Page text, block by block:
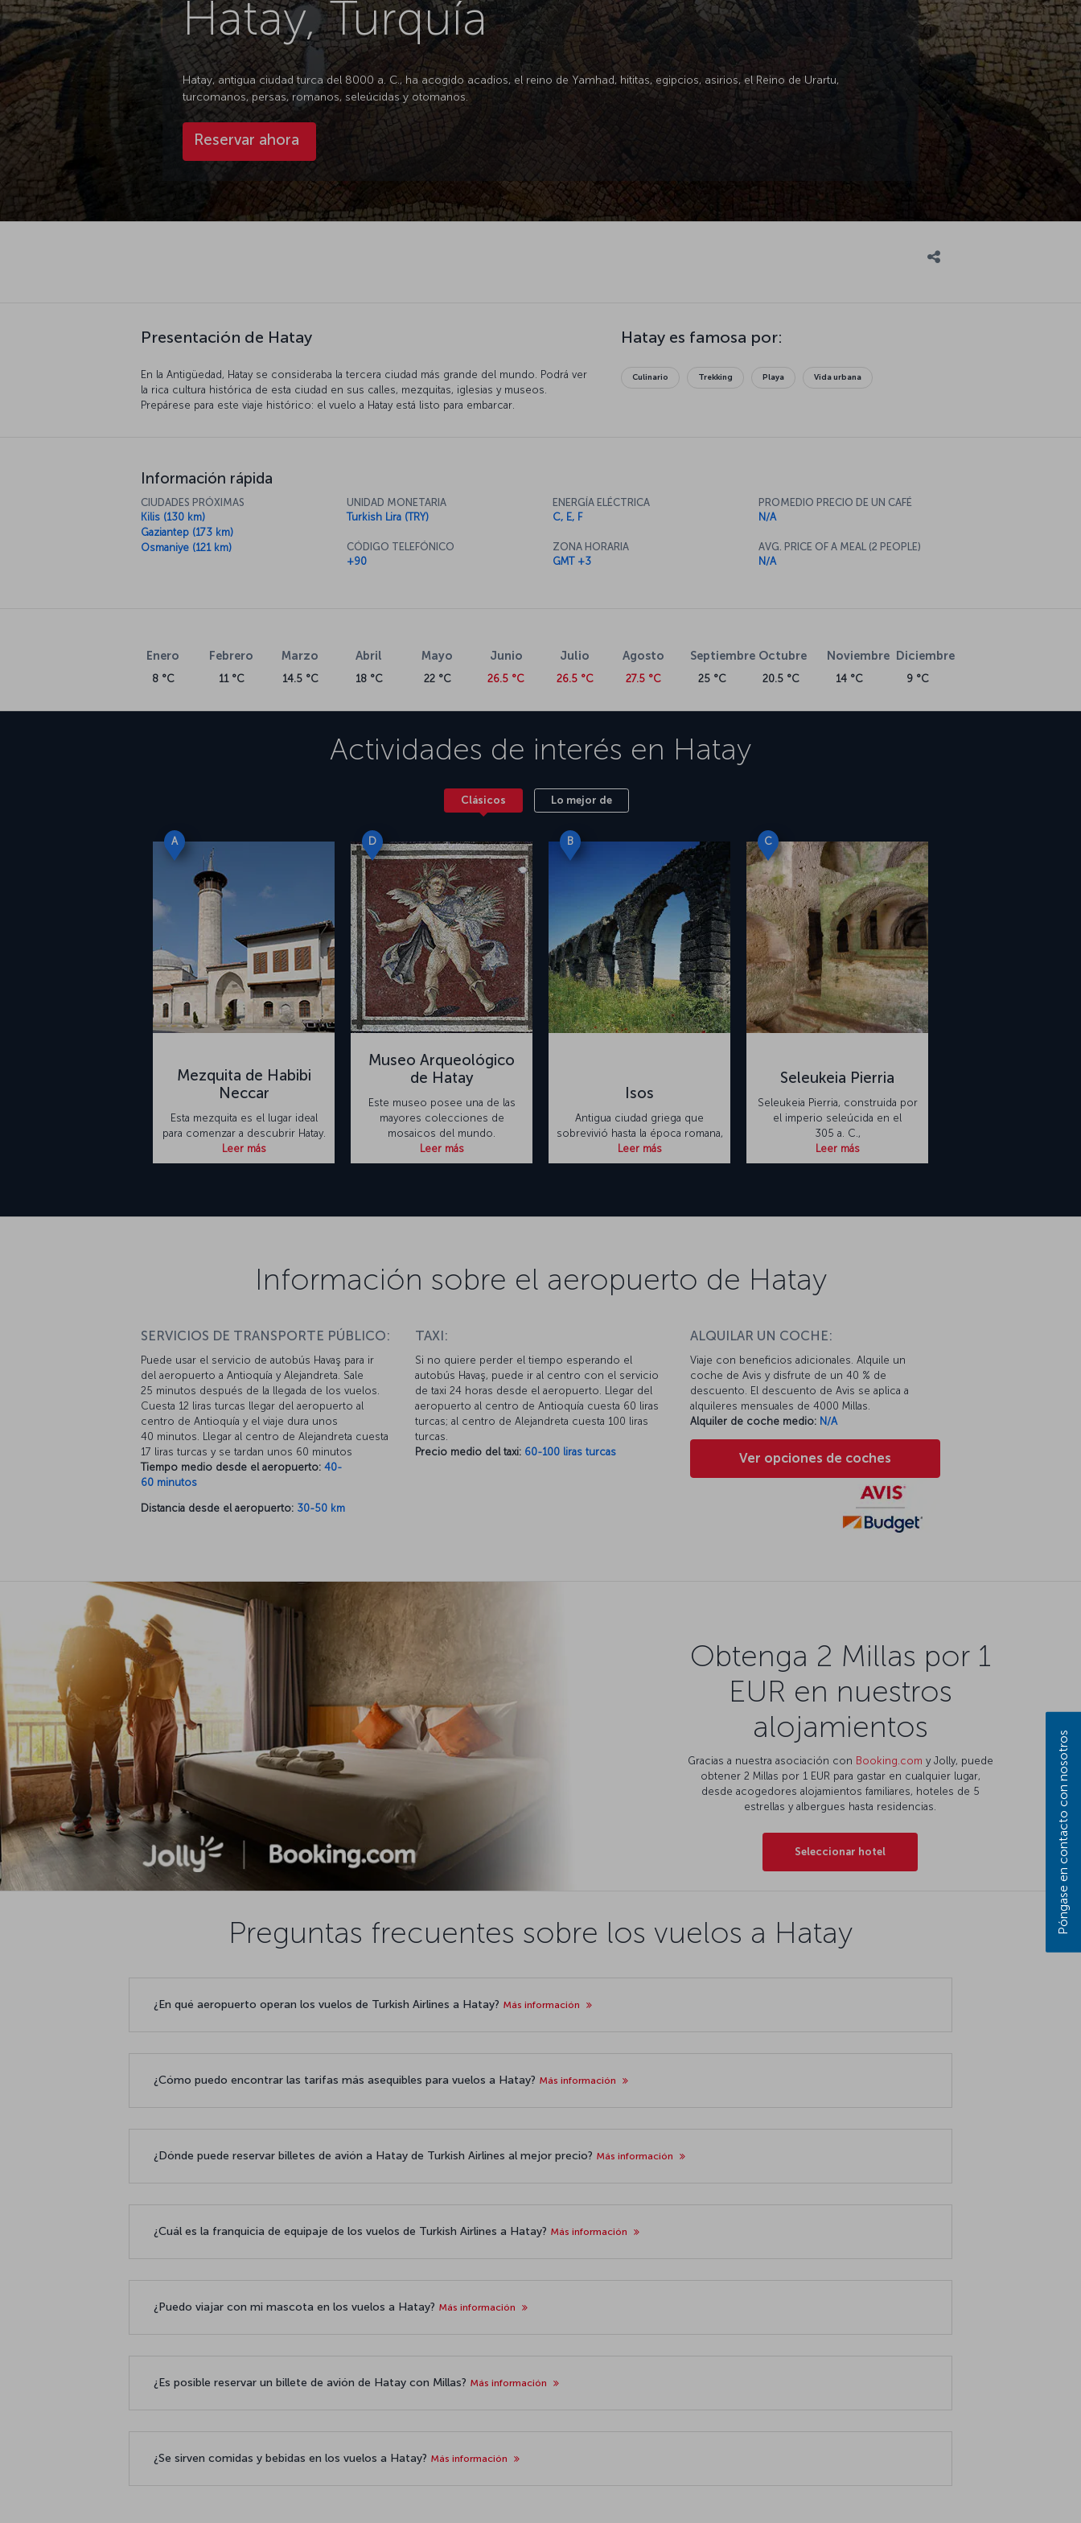
Hatay, Turquía
Hatay, antigua ciudad turca del 8000 a. C., ha acogido acadios, el reino de Yamhad, hititas, egipcios, asirios, el Reino de Urartu,
turcomanos, persas, romanos, seleúcidas y otomanos.
Reservar ahora
Presentación de Hatay
En la Antigüedad, Hatay se consideraba la tercera ciudad más grande del mundo. Podrá ver
la rica cultura histórica de esta ciudad en sus calles, mezquitas, iglesias y museos.
Prepárese para este viaje histórico: el vuelo a Hatay está listo para embarcar.
Hatay es famosa por:
Culinario Trekking Playa Vida urbana
Información rápida
CIUDADES PRÓXIMAS
Kilis (130 km)
Gaziantep (173 km)
Osmaniye (121 km)
UNIDAD MONETARIA
Turkish Lira (TRY)
CÓDIGO TELEFÓNICO
+90
ENERGÍA ELÉCTRICA
C, E, F
ZONA HORARIA
GMT +3
PROMEDIO PRECIO DE UN CAFÉ
N/A
AVG. PRICE OF A MEAL (2 PEOPLE)
N/A
Enero
8 °C
Febrero
11 °C
Marzo
14.5 °C
Abril
18 °C
Mayo
22 °C
Junio
26.5 °C
Julio
26.5 °C
Agosto
27.5 °C
Septiembre
25 °C
Octubre
20.5 °C
Noviembre
14 °C
Diciembre
9 °C
Actividades de interés en Hatay
Clásicos Lo mejor de
A
Mezquita de Habibi
Neccar
Esta mezquita es el lugar ideal
para comenzar a descubrir Hatay.
Leer más
D
Museo Arqueológico
de Hatay
Este museo posee una de las
mayores colecciones de
mosaicos del mundo.
Leer más
B
Isos
Antigua ciudad griega que
sobrevivió hasta la época romana,
Leer más
C
Seleukeia Pierria
Seleukeia Pierria, construida por
el imperio seleúcida en el
305 a. C.,
Leer más
Información sobre el aeropuerto de Hatay
SERVICIOS DE TRANSPORTE PÚBLICO:
Puede usar el servicio de autobús Havaş para ir
del aeropuerto a Antioquía y Alejandreta. Sale
25 minutos después de la llegada de los vuelos.
Cuesta 12 liras turcas llegar del aeropuerto al
centro de Antioquía y el viaje dura unos
40 minutos. Llegar al centro de Alejandreta cuesta
17 liras turcas y se tardan unos 60 minutos
Tiempo medio desde el aeropuerto: 40-
60 minutos
Distancia desde el aeropuerto: 30-50 km
TAXI:
Si no quiere perder el tiempo esperando el
autobús Havaş, puede ir al centro con el servicio
de taxi 24 horas desde el aeropuerto. Llegar del
aeropuerto al centro de Antioquía cuesta 60 liras
turcas; al centro de Alejandreta cuesta 100 liras
turcas.
Precio medio del taxi: 60-100 liras turcas
ALQUILAR UN COCHE:
Viaje con beneficios adicionales. Alquile un
coche de Avis y disfrute de un 40 % de
descuento. El descuento de Avis se aplica a
alquileres mensuales de 4000 Millas.
Alquiler de coche medio: N/A
Ver opciones de coches
Obtenga 2 Millas por 1
EUR en nuestros
alojamientos
Gracias a nuestra asociación con Booking.com y Jolly, puede
obtener 2 Millas por 1 EUR para gastar en cualquier lugar,
desde acogedores alojamientos familiares, hoteles de 5
estrellas y albergues hasta residencias.
Seleccionar hotel
Preguntas frecuentes sobre los vuelos a Hatay
¿En qué aeropuerto operan los vuelos de Turkish Airlines a Hatay? Más información
¿Cómo puedo encontrar las tarifas más asequibles para vuelos a Hatay? Más información
¿Dónde puede reservar billetes de avión a Hatay de Turkish Airlines al mejor precio? Más información
¿Cuál es la franquicia de equipaje de los vuelos de Turkish Airlines a Hatay? Más información
¿Puedo viajar con mi mascota en los vuelos a Hatay? Más información
¿Es posible reservar un billete de avión de Hatay con Millas? Más información
¿Se sirven comidas y bebidas en los vuelos a Hatay? Más información
Póngase en contacto con nosotros